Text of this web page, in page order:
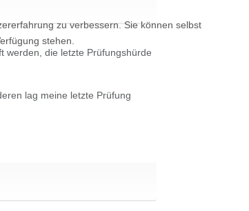
werden, die letzte Prüfungshürde
lag meine letzte Prüfung
zu verbessern. Sie können selbst
stehen.